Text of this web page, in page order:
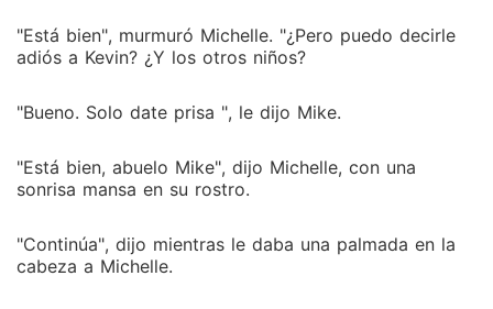
"Está bien", murmuró Michelle. "¿Pero puedo decirle
adiós a Kevin? ¿Y los otros niños?
"Bueno. Solo date prisa ", le dijo Mike.
"Está bien, abuelo Mike", dijo Michelle, con una
sonrisa mansa en su rostro.
"Continúa", dijo mientras le daba una palmada en la
cabeza a Michelle.